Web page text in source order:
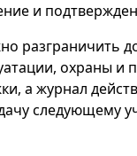
и
разграничить
охраны и
а журнал
следующему